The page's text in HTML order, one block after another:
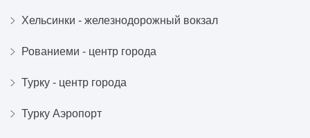
Хельсинки - железнодорожный вокзал
Рованиеми - центр города
Турку - центр города
Турку Аэропорт